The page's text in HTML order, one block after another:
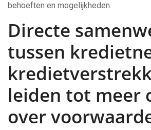
behoeften en mogelijkheden.
Directe
tussen
leiden tot meer
over